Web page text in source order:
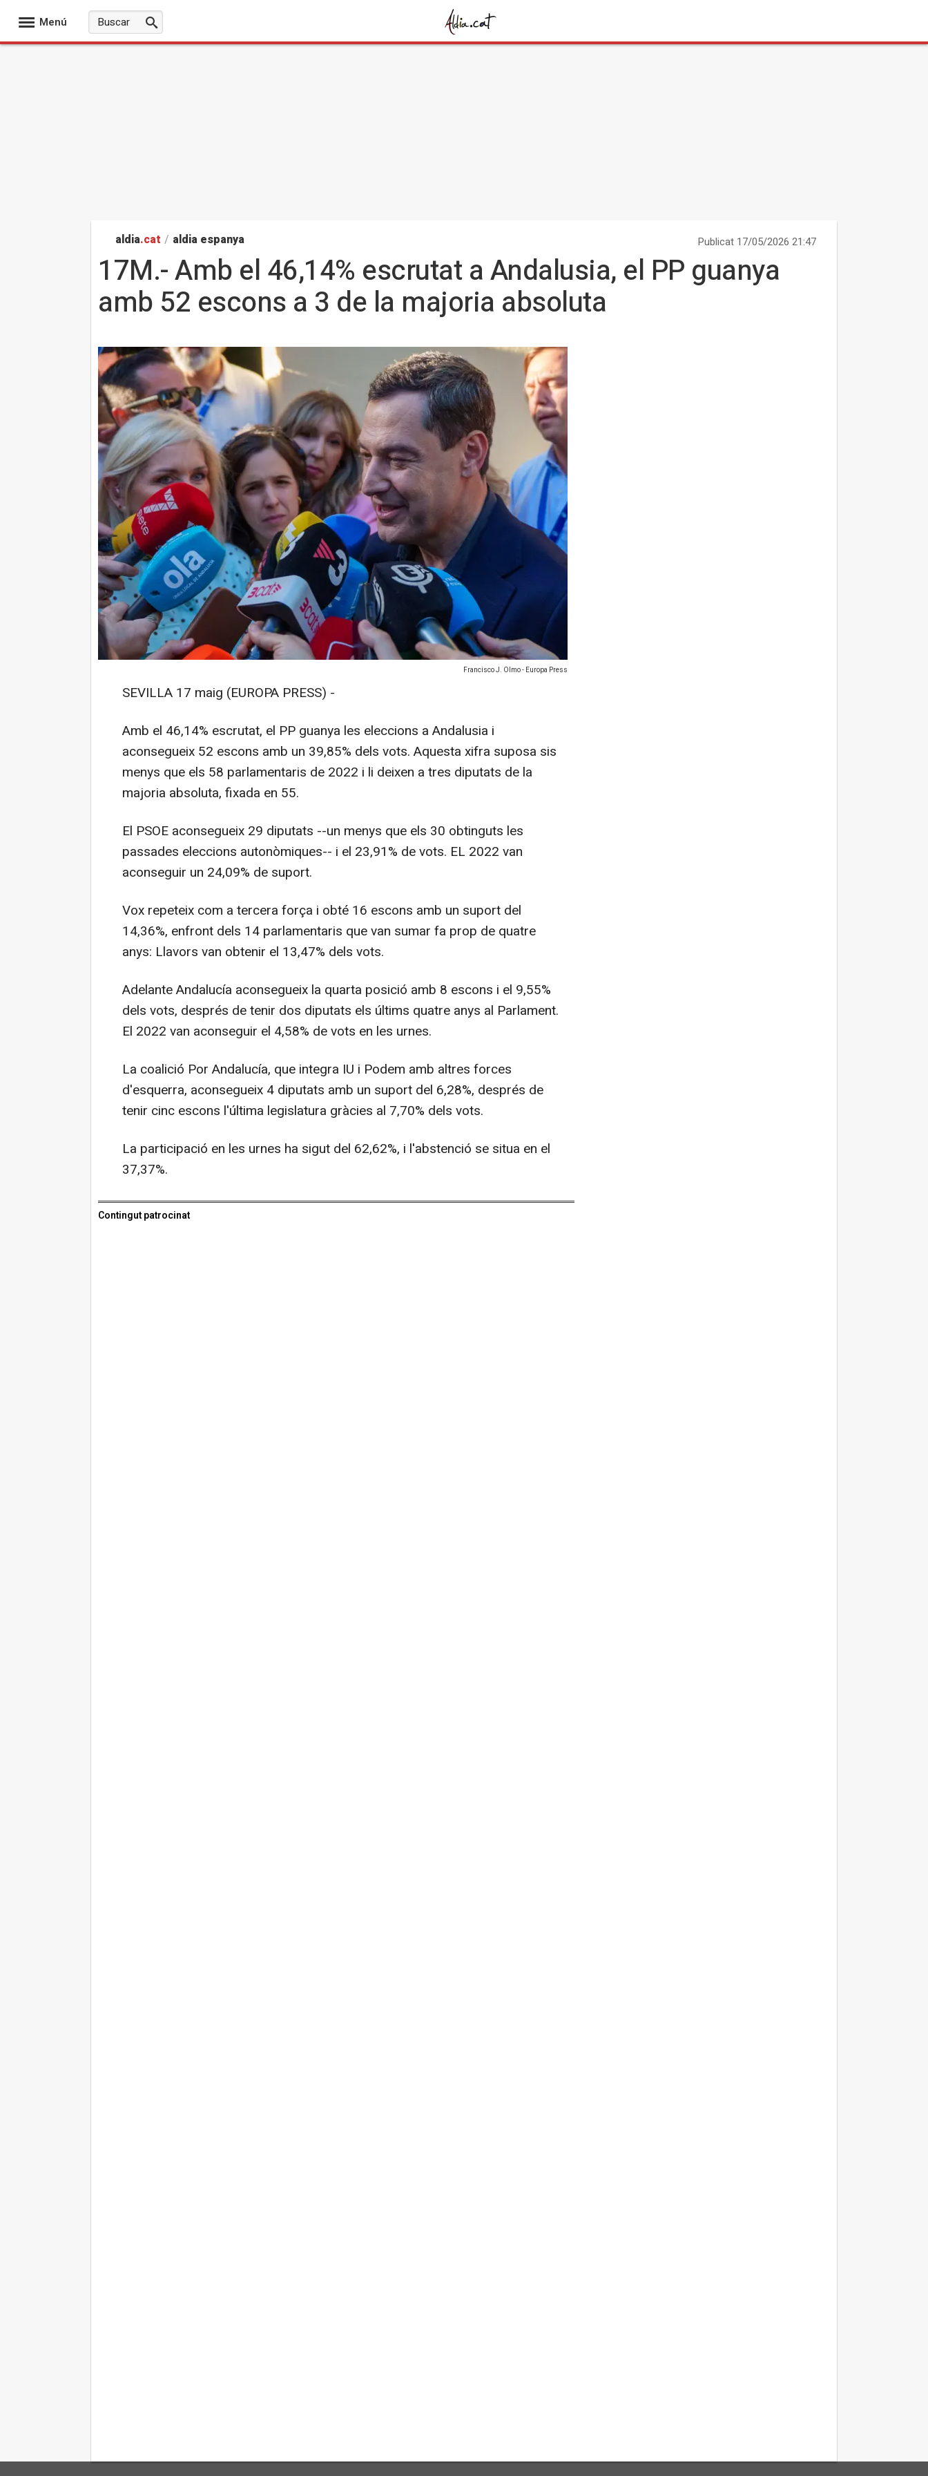
Menú
aldia.cat / aldia espanya Publicat 17/05/2026 21:47
17M.- Amb el 46,14% escrutat a Andalusia, el PP guanya
amb 52 escons a 3 de la majoria absoluta
Francisco J. Olmo - Europa Press
SEVILLA 17 maig (EUROPA PRESS) -
Amb el 46,14% escrutat, el PP guanya les eleccions a Andalusia i
aconsegueix 52 escons amb un 39,85% dels vots. Aquesta xifra suposa sis
menys que els 58 parlamentaris de 2022 i li deixen a tres diputats de la
majoria absoluta, fixada en 55.
El PSOE aconsegueix 29 diputats --un menys que els 30 obtinguts les
passades eleccions autonòmiques-- i el 23,91% de vots. EL 2022 van
aconseguir un 24,09% de suport.
Vox repeteix com a tercera força i obté 16 escons amb un suport del
14,36%, enfront dels 14 parlamentaris que van sumar fa prop de quatre
anys: Llavors van obtenir el 13,47% dels vots.
Adelante Andalucía aconsegueix la quarta posició amb 8 escons i el 9,55%
dels vots, després de tenir dos diputats els últims quatre anys al Parlament.
El 2022 van aconseguir el 4,58% de vots en les urnes.
La coalició Por Andalucía, que integra IU i Podem amb altres forces
d'esquerra, aconsegueix 4 diputats amb un suport del 6,28%, després de
tenir cinc escons l'última legislatura gràcies al 7,70% dels vots.
La participació en les urnes ha sigut del 62,62%, i l'abstenció se situa en el
37,37%.
Contingut patrocinat